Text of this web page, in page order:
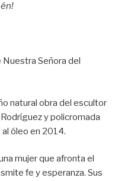
Señora del
natural obra del escultor
y policromada
óleo en 2014.
mujer que afronta el
fe y esperanza. Sus